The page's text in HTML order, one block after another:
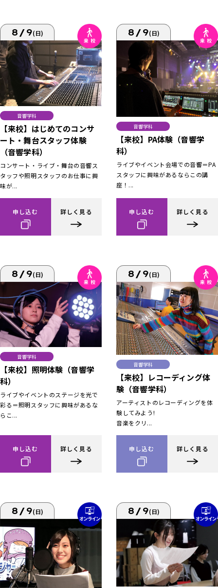
8/9(日)
音響学科
【来校】はじめてのコンサ
ート・舞台スタッフ体験
（音響学科）
コンサート・ライブ・舞台の音響ス
タッフや照明スタッフのお仕事に興
味が...
申し込む 詳しく見る
8/9(日)
音響学科
【来校】PA体験（音響学
科）
ライブやイベント会場での音響＝PA
スタッフに興味があるならこの講
座！...
申し込む 詳しく見る
8/9(日)
音響学科
【来校】照明体験（音響学
科）
ライブやイベントのステージを光で
彩る＝照明スタッフに興味があるな
らこ...
申し込む 詳しく見る
8/9(日)
音響学科
【来校】レコーディング体
験（音響学科）
アーティストのレコーディングを体
験してみよう!
音楽をクリ...
申し込む 詳しく見る
8/9(日) 8/9(日)